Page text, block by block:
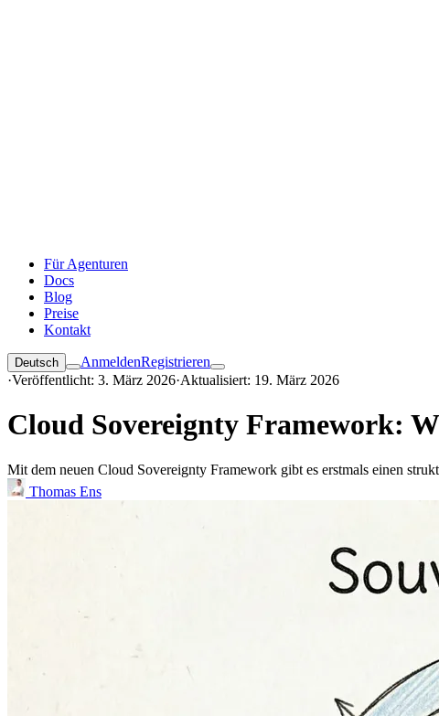
Für Agenturen
Docs
Blog
Preise
Kontakt
Deutsch AnmeldenRegistrieren
·Veröffentlicht: 3. März 2026·Aktualisiert: 19. März 2026
Cloud Sovereignty Framework:
Mit dem neuen Cloud Sovereignty Framework gibt es erstmals einen
Thomas Ens